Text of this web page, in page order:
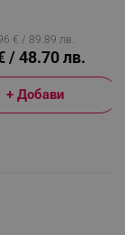
черен
€ / 89.89 лв.
/ 48.70 лв.
+ Добави